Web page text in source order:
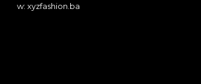
w: xyzfashion.ba